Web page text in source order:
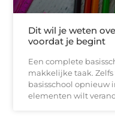
Dit wil je weten
voordat je begint
Een complete
makkelijke taak.
basisschool opnieuw
elementen wilt